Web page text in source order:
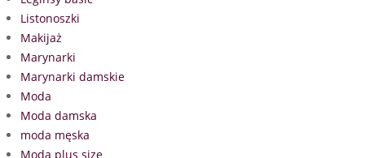
Listonoszki
Makijaż
Marynarki
Marynarki damskie
Moda
Moda damska
moda męska
Moda plus size